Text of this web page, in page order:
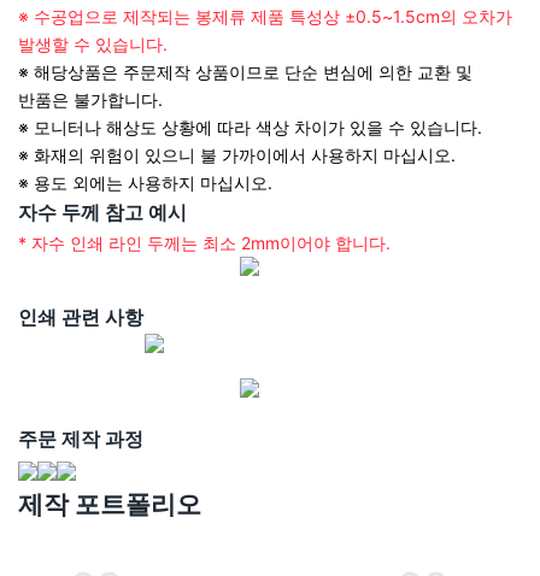
※ 수공업으로 제작되는 봉제류 제품 특성상 ±0.5~1.5cm의 오차가
발생할 수 있습니다.
※ 해당상품은 주문제작 상품이므로 단순 변심에 의한 교환 및
반품은 불가합니다.
※ 모니터나 해상도 상황에 따라 색상 차이가 있을 수 있습니다.
※ 화재의 위험이 있으니 불 가까이에서 사용하지 마십시오.
※ 용도 외에는 사용하지 마십시오.
자수 두께 참고 예시
* 자수 인쇄 라인 두께는 최소 2mm이어야 합니다.
인쇄 관련 사항
주문 제작 과정
제작 포트폴리오